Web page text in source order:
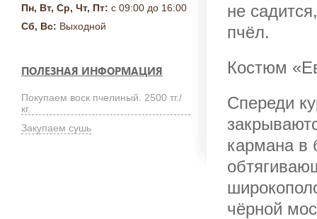
Пн, Вт, Ср, Чт, Пт: с 09:00 до 16:00
Сб, Вс: Выходной
ПОЛЕЗНАЯ ИНФОРМАЦИЯ
Покупаем воск пчелиный. 2500 тг./
кг.
Закупаем сушь
не
пчёл.
Костюм
Спереди
кармана в
чёрной